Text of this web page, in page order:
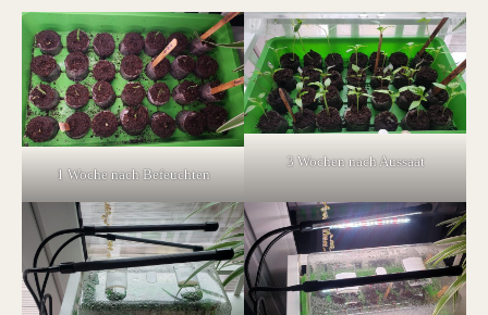
1 Woche nach Befeuchten
3 Wochen nach Aussaat